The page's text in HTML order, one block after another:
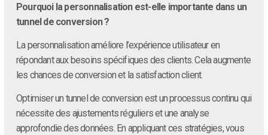
Pourquoi la personnalisation est-elle importante dans un
tunnel de conversion ?
La personnalisation améliore l’expérience utilisateur en
répondant aux besoins spécifiques des clients. Cela augmente
les chances de conversion et la satisfaction client.
Optimiser un tunnel de conversion est un processus continu qui
nécessite des ajustements réguliers et une analyse
approfondie des données. En appliquant ces stratégies, vous